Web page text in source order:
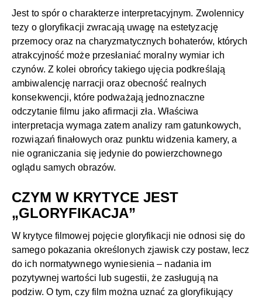
Jest to spór o charakterze interpretacyjnym. Zwolennicy
tezy o gloryfikacji zwracają uwagę na estetyzację
przemocy oraz na charyzmatycznych bohaterów, których
atrakcyjność może przesłaniać moralny wymiar ich
czynów. Z kolei obrońcy takiego ujęcia podkreślają
ambiwalencję narracji oraz obecność realnych
konsekwencji, które podważają jednoznaczne
odczytanie filmu jako afirmacji zła. Właściwa
interpretacja wymaga zatem analizy ram gatunkowych,
rozwiązań finałowych oraz punktu widzenia kamery, a
nie ograniczania się jedynie do powierzchownego
oglądu samych obrazów.
CZYM W KRYTYCE JEST
„GLORYFIKACJA”
W krytyce filmowej pojęcie gloryfikacji nie odnosi się do
samego pokazania określonych zjawisk czy postaw, lecz
do ich normatywnego wyniesienia – nadania im
pozytywnej wartości lub sugestii, że zasługują na
podziw. O tym, czy film można uznać za gloryfikujący